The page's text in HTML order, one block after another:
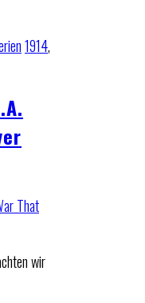
1914,
wir